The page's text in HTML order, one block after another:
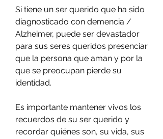
Si tiene un ser querido que ha sido
diagnosticado con demencia /
Alzheimer, puede ser devastador
para sus seres queridos presenciar
que la persona que aman y por la
que se preocupan pierde su
identidad.
Es importante mantener vivos los
recuerdos de su ser querido y
recordar quiénes son, su vida, sus